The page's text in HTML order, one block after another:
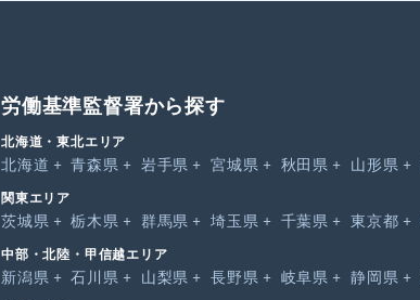
労働基準監督署から探す
北海道・東北エリア
北海道 青森県 岩手県 宮城県 秋田県 山形県
関東エリア
茨城県 栃木県 群馬県 埼玉県 千葉県 東京都
中部・北陸・甲信越エリア
新潟県 石川県 山梨県 長野県 岐阜県 静岡県